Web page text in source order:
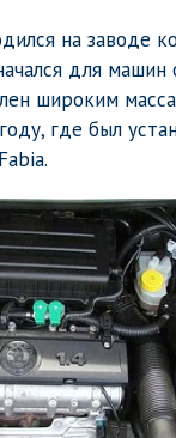
на заводе
для машин
широким
где был